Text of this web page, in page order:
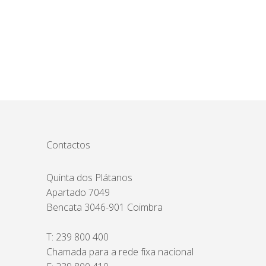
Contactos
Quinta dos Plátanos
Apartado 7049
Bencata 3046-901 Coimbra
T: 239 800 400
Chamada para a rede fixa nacional